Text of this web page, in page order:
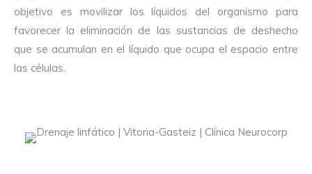
objetivo es movilizar los líquidos del organismo para
favorecer la eliminación de las sustancias de deshecho
que se acumulan en el líquido que ocupa el espacio entre
las células.